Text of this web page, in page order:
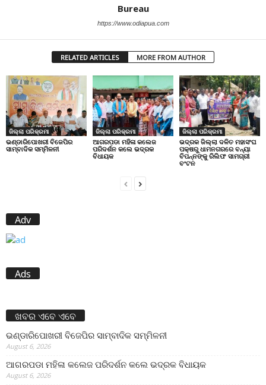
Bureau
https://www.odiapua.com
RELATED ARTICLES MORE FROM AUTHOR
ଜିଲ୍ଲା ପରିକ୍ରମା
ଭଣ୍ଡାରିପୋଖରୀ ବିଜେପିର
ସାମ୍ବାଦିକ ସମ୍ମିଳନୀ
ଜିଲ୍ଲା ପରିକ୍ରମା
ଆଗରପଡା ମହିଳା କଲେଜ
ପରିଦର୍ଶନ କଲେ ଭଦ୍ରକ
ବିଧାୟକ
ଜିଲ୍ଲା ପରିକ୍ରମା
ଭଦ୍ରକ ଜିଲ୍ଲା ଦଳିତ ମହାସଂଘ
ପକ୍ଷରୁ ଧାମନଗରରେ ବନ୍ୟା
ବିପନ୍ନଙ୍କୁ ରିଲିଫ ସାମଗ୍ରୀ
ବଂଟନ
Adv
Ads
ଖବର ଏବେ ଏବେ
ଭଣ୍ଡାରିପୋଖରୀ ବିଜେପିର ସାମ୍ବାଦିକ ସମ୍ମିଳନୀ
August 6, 2026
ଆଗରପଡା ମହିଳା କଲେଜ ପରିଦର୍ଶନ କଲେ ଭଦ୍ରକ ବିଧାୟକ
August 6, 2026